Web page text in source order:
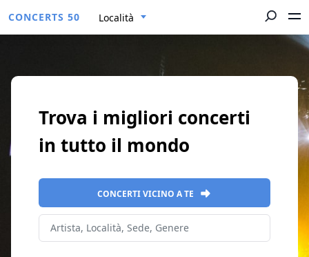
CONCERTS 50 Località
Trova i migliori concerti
in tutto il mondo
CONCERTI VICINO A TE